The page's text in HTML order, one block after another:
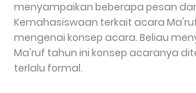
menyampaikan beberapa pesan dari
Kemahasiswaan terkait acara
mengenai konsep acara. Beliau
Ma'ruf tahun ini konsep acaranya
terlalu formal.